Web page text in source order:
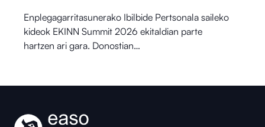
Enplegagarritasunerako Ibilbide Pertsonala saileko
kideok EKINN Summit 2026 ekitaldian parte
hartzen ari gara. Donostian…